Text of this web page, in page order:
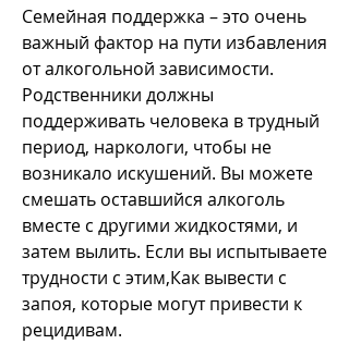
Семейная поддержка – это очень
важный фактор на пути избавления
от алкогольной зависимости.
Родственники должны
поддерживать человека в трудный
период, наркологи, чтобы не
возникало искушений. Вы можете
смешать оставшийся алкоголь
вместе с другими жидкостями, и
затем вылить. Если вы испытываете
трудности с этим,Как вывести с
запоя, которые могут привести к
рецидивам.